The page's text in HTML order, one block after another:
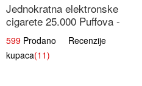
Jednokratna elektronske
cigarete 25.000 Puffova -
Kupina & Borovnica |
Šumska Voćna Mješavina
599 Prodano Recenzije
kupaca(11)